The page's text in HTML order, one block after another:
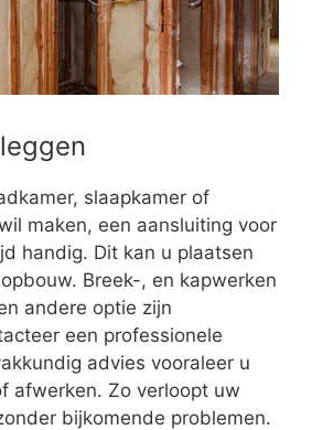
slaapkamer of
maken, een aansluiting voor
handig. Dit kan u plaatsen
Breek-, en kapwerken
andere optie zijn
een professionele
advies vooraleer u
afwerken. Zo verloopt uw
bijkomende problemen.